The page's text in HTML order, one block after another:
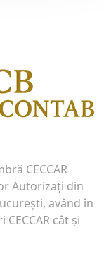
CECCAR
Autorizaţi din
având în
cât şi